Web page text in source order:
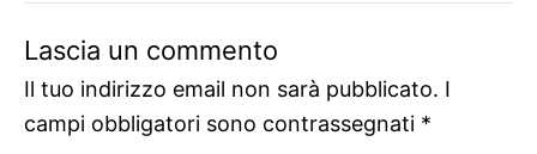
Lascia un commento
Il tuo indirizzo email non sarà pubblicato. I
campi obbligatori sono contrassegnati *